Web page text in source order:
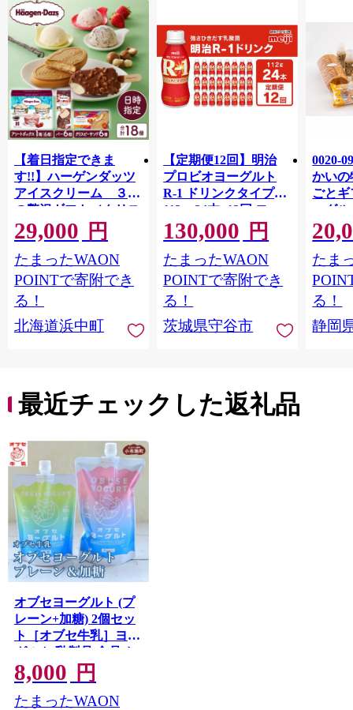
【着日指定できま
す!!】ハーゲンダッツ
アイスクリーム ３種
の贅沢ギフト（クリス
ピー・バー・アソート
ボックス）_H0016-123
29,000 円
たまったWAON
POINTで寄附でき
る！
北海道浜中町
【定期便12回】明治
プロビオヨーグルト
R-1 ドリンクタイプ
112g×24本×12回 ヨー
グルトドリンク◇
130,000 円
たまったWAON
POINTで寄附でき
る！
茨城県守谷市
0020-
かいの
ごと
ーグ
キ メ
ン チ
たま
る！
静岡
最近チェックした返礼品
オブセヨーグルト (プ
レーン+加糖) 2個セッ
ト［オブセ牛乳］ヨー
グルト 乳製品 食品 お
取り寄せ グルメ 生乳
100% 朝食 スイーツ
おやつ 冷蔵 長野県小
8,000 円
たまったWAON